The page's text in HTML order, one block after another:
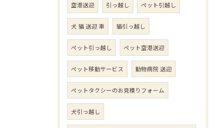
空港送迎 引っ越し ペット引越し
犬 猫 送迎 車 猫引っ越し
ペット引っ越し ペット空港送迎
ペット移動サービス 動物病院 送迎
ペットタクシーのお見積りフォーム
犬引っ越し